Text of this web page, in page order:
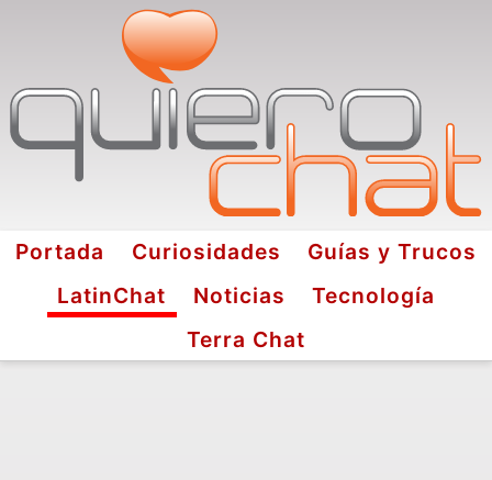
Portada Curiosidades
Guías y Trucos
LatinChat
Noticias
Tecnología
Terra Chat